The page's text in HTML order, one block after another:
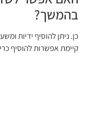
בהמשך?
כן. ניתן להוסיף ידיות
קיימת אפשרות להוסיף